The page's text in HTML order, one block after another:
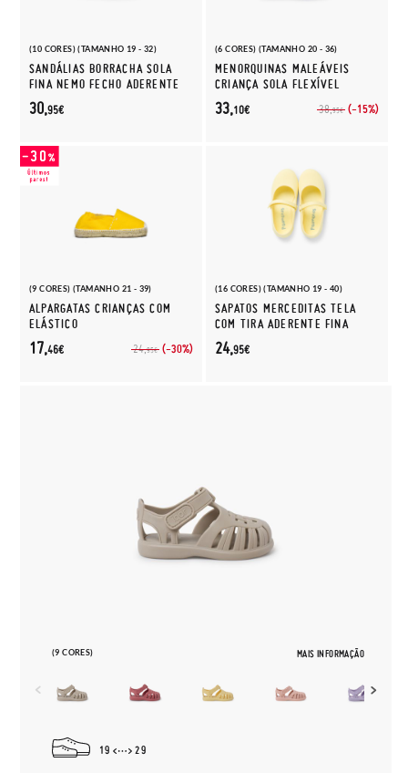
(10 CORES) (TAMANHO 19 - 32)
SANDÁLIAS BORRACHA SOLA
FINA NEMO FECHO ADERENTE
30,95€
(6 CORES) (TAMANHO 20 - 36)
MENORQUINAS MALEÁVEIS
CRIANÇA SOLA FLEXÍVEL
38,95€ (-15%)
33,10€
(9 CORES) (TAMANHO 21 - 39)
ALPARGATAS CRIANÇAS COM
ELÁSTICO
24,95€ (-30%)
17,46€
(16 CORES) (TAMANHO 19 - 40)
SAPATOS MERCEDITAS TELA
COM TIRA ADERENTE FINA
24,95€
(9 CORES) MAIS INFORMAÇÃO
19 29